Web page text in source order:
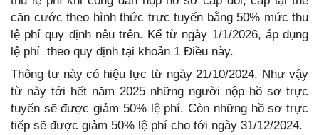
căn cước theo hình thức trực tuyến bằng 50% mức thu
lệ phí quy định nêu trên. Kể từ ngày 1/1/2026, áp dụng
lệ phí theo quy định tại khoản 1 Điều này.
Thông tư này có hiệu lực từ ngày 21/10/2024. Như vậy
từ này tới hết năm 2025 những người nộp hồ sơ trực
tuyến sẽ được giảm 50% lệ phí. Còn những hồ sơ trực
tiếp sẽ được giảm 50% lệ phí cho tới ngày 31/12/2024.